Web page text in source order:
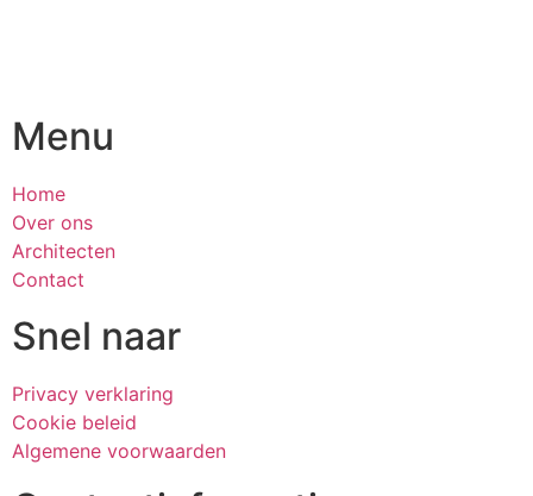
Menu
Home
Over ons
Architecten
Contact
Snel naar
Privacy verklaring
Cookie beleid
Algemene voorwaarden